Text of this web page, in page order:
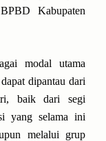
Kabupaten
modal utama
dipantau dari
baik dari segi
yang selama ini
melalui grup